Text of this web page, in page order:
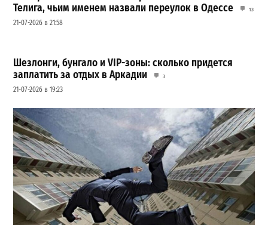
Телига, чьим именем назвали переулок в Одессе
13
21-07-2026 в 21:58
Шезлонги, бунгало и VIP-зоны: сколько придется
заплатить за отдых в Аркадии
3
21-07-2026 в 19:23